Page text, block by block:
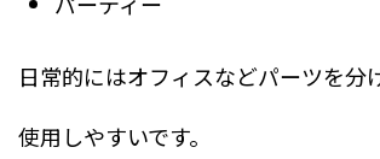
日常的にはオフィスなどパーツを分
使用しやすいです。